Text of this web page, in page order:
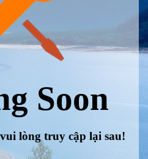
Soon
lòng truy cập lại sau!